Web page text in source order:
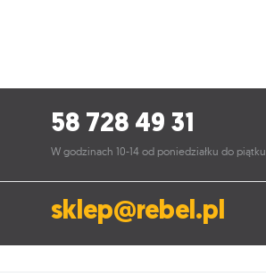
58 728 49 31
W godzinach 10-14 od poniedziałku do piątku
sklep@rebel.pl